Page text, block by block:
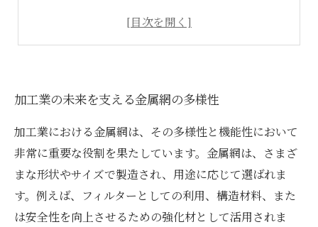
加工業における金属網の最新活用事例
加工業の未来を支える金属網の多様性
加工業における金属網は、その多様性と機能性において
非常に重要な役割を果たしています。金属網は、さまざ
まな形状やサイズで製造され、用途に応じて選ばれま
す。例えば、フィルターとしての利用、構造材料、また
は安全性を向上させるための強化材として活用されま